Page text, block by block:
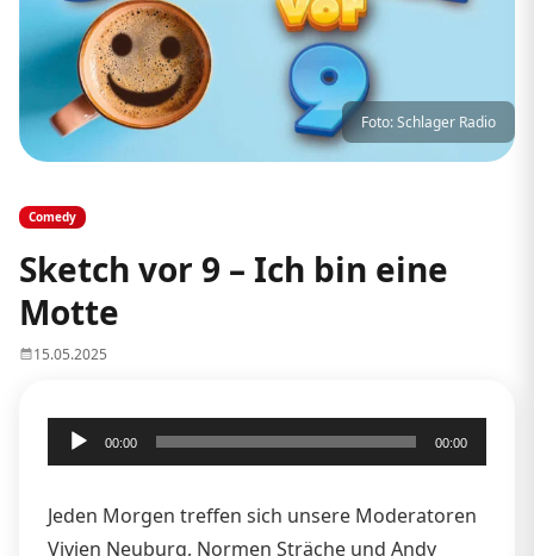
Foto: Schlager Radio
Comedy
Sketch vor 9 – Ich bin eine
Motte
15.05.2025
Audio-
Player
00:00 00:00
Jeden Morgen treffen sich unsere Moderatoren
Vivien Neuburg, Normen Sträche und Andy